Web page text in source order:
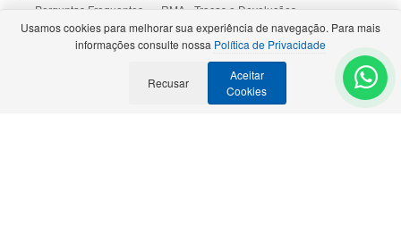
Perguntas Frequentes
RMA - Trocas e Devoluções
Política de Privacidade
Termos de Uso Site Seguro
Selos e Certificações- Veja todas as Parcerias Premiadas
Usamos cookies para melhorar sua experiência de navegação. Para mais
informações consulte nossa Política de Privacidade
Recusar
Aceitar
Cookies